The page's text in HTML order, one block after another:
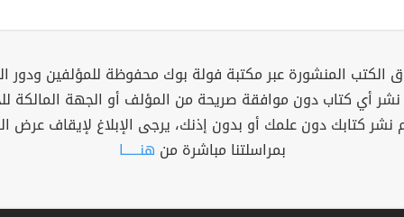
الكتب المنشورة عبر مكتبة فولة بوك محفوظة للمؤلفين ودور
نشر أي كتاب دون موافقة صريحة من المؤلف أو الجهة المالكة
نشر كتابك دون علمك أو بدون إذنك، يرجى الإبلاغ لإيقاف عرض
بمراسلتنا مباشرة من هنــــــا